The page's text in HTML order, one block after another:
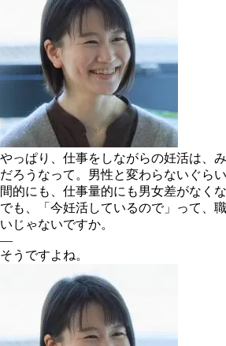
やっぱり、仕事をしながらの妊活は、
だろうなって。男性と変わらないぐら
間的にも、仕事量的にも男女差がなく
でも、「今妊活しているので」って、
いじゃないですか。
―
そうですよね。